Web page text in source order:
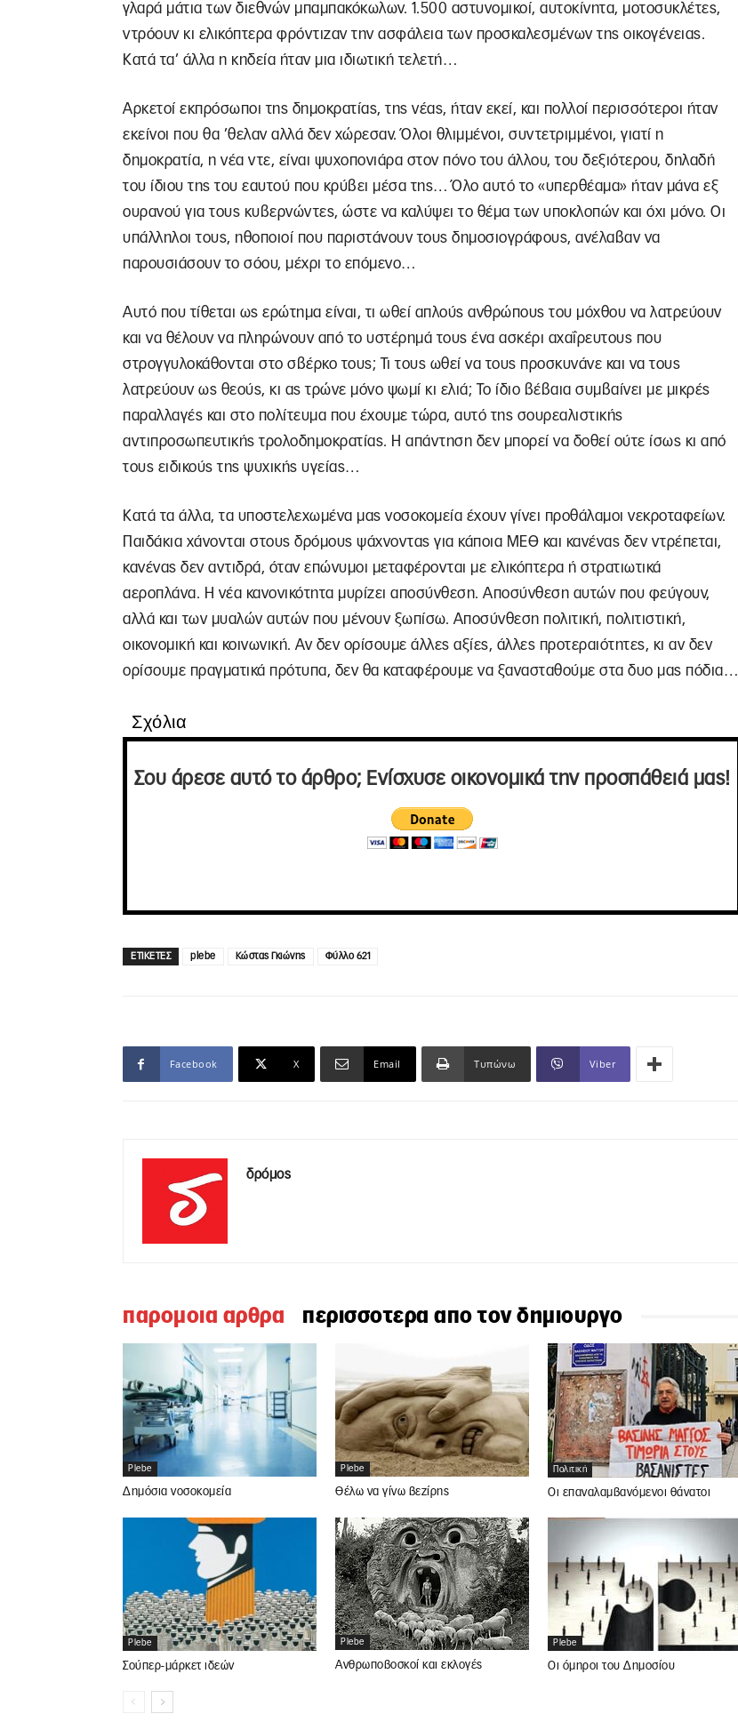
γλαρά μάτια των διεθνών μπαμπακόκωλων. 1.500 αστυνομικοί, αυτοκίνητα, μοτοσυκλέτες,
ντρόουν κι ελικόπτερα φρόντιζαν την ασφάλεια των προσκαλεσμένων της οικογένειας.
Κατά τα’ άλλα η κηδεία ήταν μια ιδιωτική τελετή…
Αρκετοί εκπρόσωποι της δημοκρατίας, της νέας, ήταν εκεί, και πολλοί περισσότεροι ήταν
εκείνοι που θα ’θελαν αλλά δεν χώρεσαν. Όλοι θλιμμένοι, συντετριμμένοι, γιατί η
δημοκρατία, η νέα ντε, είναι ψυχοπονιάρα στον πόνο του άλλου, του δεξιότερου, δηλαδή
του ίδιου της του εαυτού που κρύβει μέσα της… Όλο αυτό το «υπερθέαμα» ήταν μάνα εξ
ουρανού για τους κυβερνώντες, ώστε να καλύψει το θέμα των υποκλοπών και όχι μόνο. Οι
υπάλληλοι τους, ηθοποιοί που παριστάνουν τους δημοσιογράφους, ανέλαβαν να
παρουσιάσουν το σόου, μέχρι το επόμενο…
Αυτό που τίθεται ως ερώτημα είναι, τι ωθεί απλούς ανθρώπους του μόχθου να λατρεύουν
και να θέλουν να πληρώνουν από το υστέρημά τους ένα ασκέρι αχαΐρευτους που
στρογγυλοκάθονται στο σβέρκο τους; Τι τους ωθεί να τους προσκυνάνε και να τους
λατρεύουν ως θεούς, κι ας τρώνε μόνο ψωμί κι ελιά; Το ίδιο βέβαια συμβαίνει με μικρές
παραλλαγές και στο πολίτευμα που έχουμε τώρα, αυτό της σουρεαλιστικής
αντιπροσωπευτικής τρολοδημοκρατίας. Η απάντηση δεν μπορεί να δοθεί ούτε ίσως κι από
τους ειδικούς της ψυχικής υγείας…
Κατά τα άλλα, τα υποστελεχωμένα μας νοσοκομεία έχουν γίνει προθάλαμοι νεκροταφείων.
Παιδάκια χάνονται στους δρόμους ψάχνοντας για κάποια ΜΕΘ και κανένας δεν ντρέπεται,
κανένας δεν αντιδρά, όταν επώνυμοι μεταφέρονται με ελικόπτερα ή στρατιωτικά
αεροπλάνα. Η νέα κανονικότητα μυρίζει αποσύνθεση. Αποσύνθεση αυτών που φεύγουν,
αλλά και των μυαλών αυτών που μένουν ξωπίσω. Αποσύνθεση πολιτική, πολιτιστική,
οικονομική και κοινωνική. Αν δεν ορίσουμε άλλες αξίες, άλλες προτεραιότητες, κι αν δεν
ορίσουμε πραγματικά πρότυπα, δεν θα καταφέρουμε να ξανασταθούμε στα δυο μας πόδια…
Σχόλια
Σου άρεσε αυτό το άρθρο; Ενίσχυσε οικονομικά την προσπάθειά μας!
ΕΤΙΚΕΤΕΣ plebe Κώστας Γκιώνης Φύλλο 621
Facebook X Email Τυπώνω Viber
δρόμος
παρομοια αρθρα περισσοτερα απο τον δημιουργο
Plebe
Δημόσια νοσοκομεία
Plebe
Θέλω να γίνω βεζίρης
Πολιτική
Οι επαναλαμβανόμενοι θάνατοι
Plebe
Σούπερ-μάρκετ ιδεών
Plebe
Ανθρωποβοσκοί και εκλογές
Plebe
Οι όμηροι του Δημοσίου